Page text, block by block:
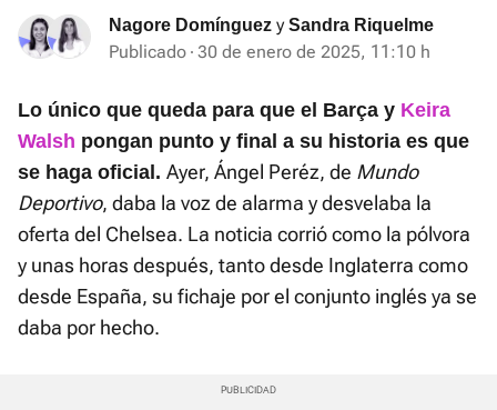
Nagore Domínguez ySandra Riquelme
Publicado 30 de enero de 2025, 11:10 h
Lo único que queda para que el Barça y Keira
Walsh pongan punto y final a su historia es que
se haga oficial. Ayer, Ángel Peréz, de Mundo
Deportivo, daba la voz de alarma y desvelaba la
oferta del Chelsea. La noticia corrió como la pólvora
y unas horas después, tanto desde Inglaterra como
desde España, su fichaje por el conjunto inglés ya se
daba por hecho.